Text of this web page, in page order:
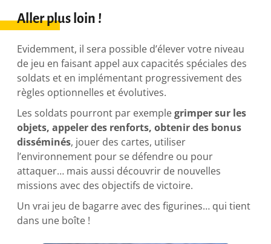
Aller plus loin !
Evidemment, il sera possible d’élever votre niveau
de jeu en faisant appel aux capacités spéciales des
soldats et en implémentant progressivement des
règles optionnelles et évolutives.
Les soldats pourront par exemplegrimper sur les
objets, appeler des renforts, obtenir des bonus
disséminés, jouer des cartes, utiliser
l’environnement pour se défendre ou pour
attaquer… mais aussi découvrir de nouvelles
missions avec des objectifs de victoire.
Un vrai jeu de bagarre avec des figurines… qui tient
dans une boîte !